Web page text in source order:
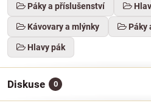
Páky a příslušenství
Kávovary a mlýnky Páky
Hlavy pák
Diskuse 0